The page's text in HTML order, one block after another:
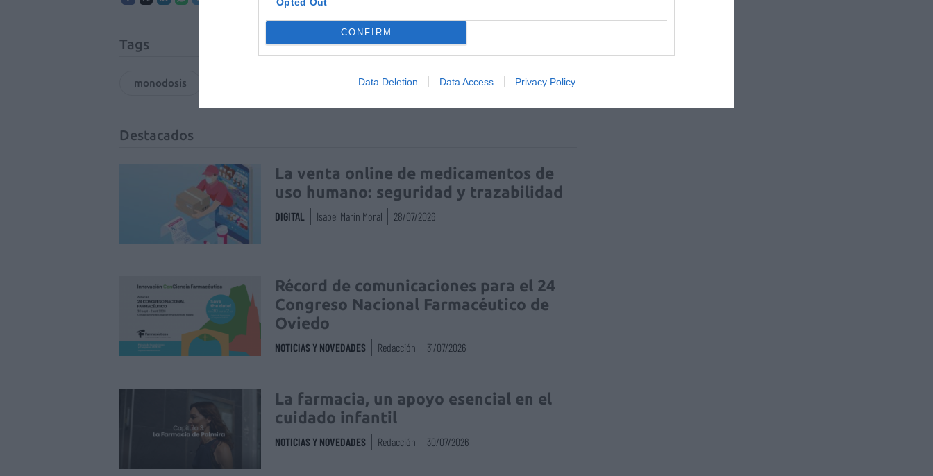
CONFIRM
Data Deletion Data Access Privacy Policy
Tags
monodosis
Destacados
La venta online de medicamentos de
uso humano: seguridad y trazabilidad
DIGITAL Isabel Marín Moral 28/07/2026
Récord de comunicaciones para el 24
Congreso Nacional Farmacéutico de
Oviedo
NOTICIAS Y NOVEDADES Redacción 31/07/2026
La farmacia, un apoyo esencial en el
cuidado infantil
NOTICIAS Y NOVEDADES Redacción 30/07/2026